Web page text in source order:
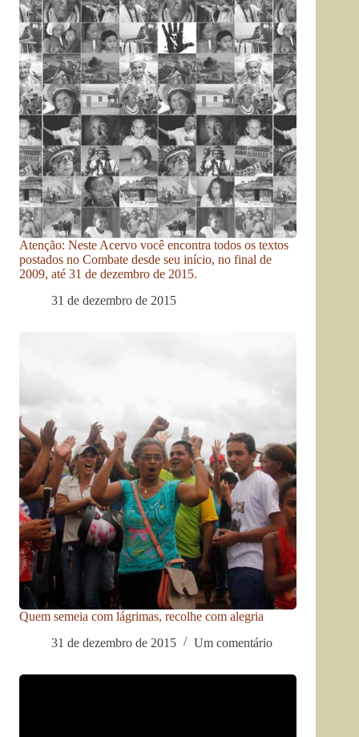
Atenção: Neste Acervo você encontra todos os textos
postados no Combate desde seu início, no final de
2009, até 31 de dezembro de 2015.
31 de dezembro de 2015
Quem semeia com lágrimas, recolhe com alegria
31 de dezembro de 2015
Um comentário